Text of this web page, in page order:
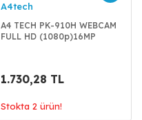
A4tech
A4 TECH PK-910H WEBCAM
FULL HD (1080p)16MP
1.730,28 TL
Stokta 2 ürün!